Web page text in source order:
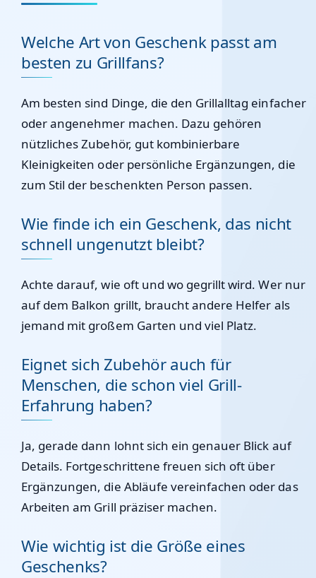
Welche Art von Geschenk passt am
besten zu Grillfans?
Am besten sind Dinge, die den Grillalltag einfacher
oder angenehmer machen. Dazu gehören
nützliches Zubehör, gut kombinierbare
Kleinigkeiten oder persönliche Ergänzungen, die
zum Stil der beschenkten Person passen.
Wie finde ich ein Geschenk, das nicht
schnell ungenutzt bleibt?
Achte darauf, wie oft und wo gegrillt wird. Wer nur
auf dem Balkon grillt, braucht andere Helfer als
jemand mit großem Garten und viel Platz.
Eignet sich Zubehör auch für
Menschen, die schon viel Grill-
Erfahrung haben?
Ja, gerade dann lohnt sich ein genauer Blick auf
Details. Fortgeschrittene freuen sich oft über
Ergänzungen, die Abläufe vereinfachen oder das
Arbeiten am Grill präziser machen.
Wie wichtig ist die Größe eines
Geschenks?